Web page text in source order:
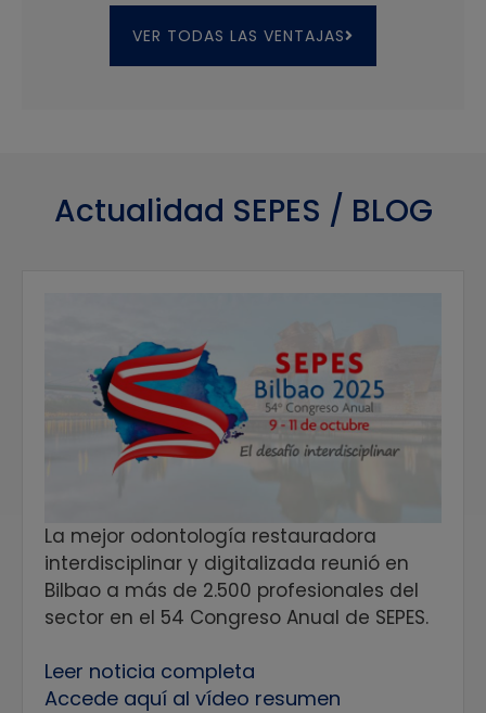
VER TODAS LAS VENTAJAS
Actualidad SEPES / BLOG
La mejor odontología restauradora
interdisciplinar y digitalizada reunió en
Bilbao a más de 2.500 profesionales del
sector en el 54 Congreso Anual de SEPES.
Leer noticia completa
Accede aquí al vídeo resumen